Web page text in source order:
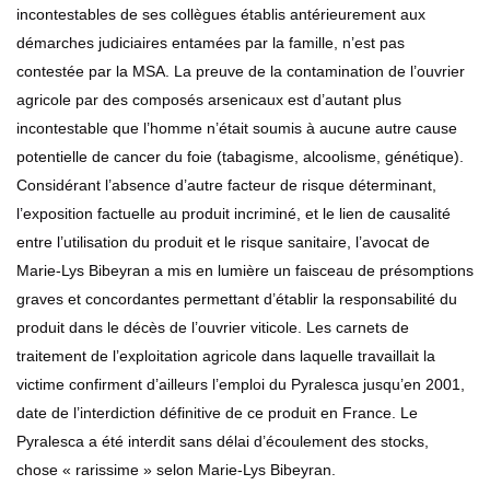
incontestables de ses collègues établis antérieurement aux
démarches judiciaires entamées par la famille, n’est pas
contestée par la MSA. La preuve de la contamination de l’ouvrier
agricole par des composés arsenicaux est d’autant plus
incontestable que l’homme n’était soumis à aucune autre cause
potentielle de cancer du foie (tabagisme, alcoolisme, génétique).
Considérant l’absence d’autre facteur de risque déterminant,
l’exposition factuelle au produit incriminé, et le lien de causalité
entre l’utilisation du produit et le risque sanitaire, l’avocat de
Marie-Lys Bibeyran a mis en lumière un faisceau de présomptions
graves et concordantes permettant d’établir la responsabilité du
produit dans le décès de l’ouvrier viticole. Les carnets de
traitement de l’exploitation agricole dans laquelle travaillait la
victime confirment d’ailleurs l’emploi du Pyralesca jusqu’en 2001,
date de l’interdiction définitive de ce produit en France. Le
Pyralesca a été interdit sans délai d’écoulement des stocks,
chose « rarissime » selon Marie-Lys Bibeyran.